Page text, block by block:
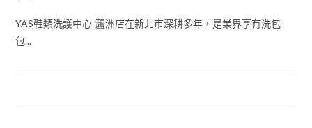
YAS鞋類洗護中心-蘆洲店在新北市深耕多年，是業界享有洗包
包...